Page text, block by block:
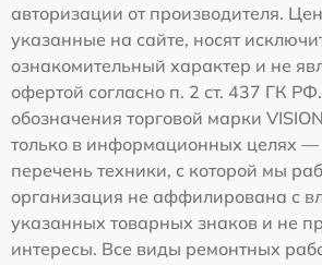
авторизации от производителя.
указанные на сайте, носят
ознакомительный характер и не
офертой согласно п. 2 ст. 437 ГК
обозначения торговой марки
только в информационных целях —
перечень техники, с которой мы
организация не аффилирована с
указанных товарных знаков и не
интересы. Все виды ремонтных